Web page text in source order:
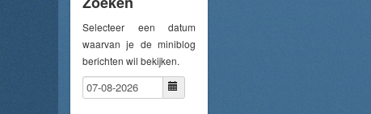
Selecteer een datum
waarvan je de miniblog
berichten wil bekijken.